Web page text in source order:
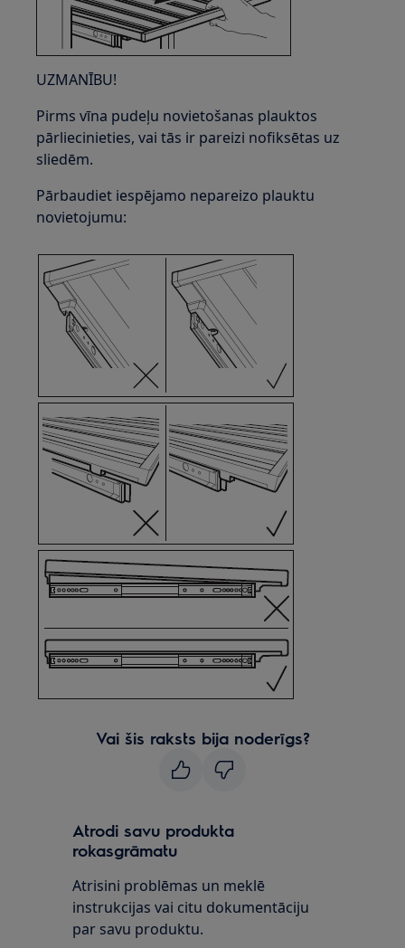
UZMANĪBU!
Pirms vīna pudeļu novietošanas plauktos
pārliecinieties, vai tās ir pareizi nofiksētas uz
sliedēm.
Pārbaudiet iespējamo nepareizo plauktu
novietojumu:
Vai šis raksts bija noderīgs?
Atrodi savu produkta
rokasgrāmatu
Atrisini problēmas un meklē
instrukcijas vai citu dokumentāciju
par savu produktu.